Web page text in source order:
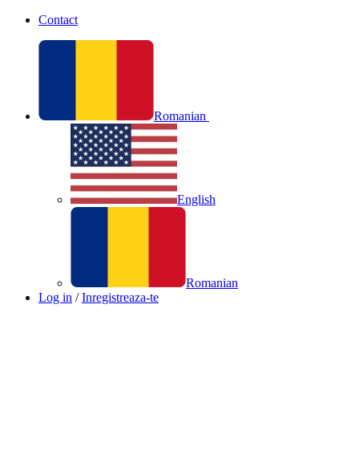
Contact
Romanian
English
Romanian
Log in / Inregistreaza-te